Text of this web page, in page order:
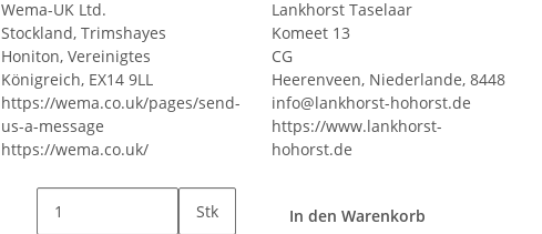
Wema-UK Ltd.
Stockland, Trimshayes
Honiton, Vereinigtes
Königreich, EX14 9LL
https://wema.co.uk/pages/send-
us-a-message
https://wema.co.uk/
Lankhorst Taselaar
Komeet 13
CG
Heerenveen, Niederlande, 8448
info@lankhorst-hohorst.de
https://www.lankhorst-
hohorst.de
Stk In den Warenkorb